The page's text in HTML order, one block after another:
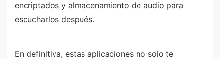
encriptados y almacenamiento de audio para
escucharlos después.
En definitiva, estas aplicaciones no solo te